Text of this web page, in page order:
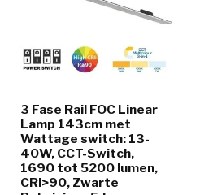
3 Fase Rail FOC Linear
Lamp 143cm met
Wattage switch: 13-
40W, CCT-Switch,
1690 tot 5200 lumen,
CRI>90, Zwarte